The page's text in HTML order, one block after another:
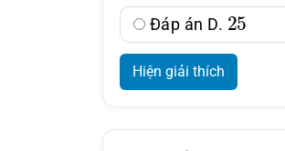
Đáp án D.
25
Hiện giải thích